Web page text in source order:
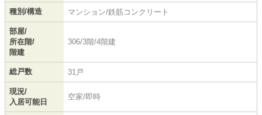
種別/構造 マンション/鉄筋コンクリート
部屋/
所在階/
階建
306/3階/4階建
総戸数 31戸
現況/
入居可能日
空家/即時